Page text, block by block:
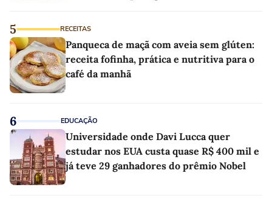
5 RECEITAS
Panqueca de maçã com aveia sem glúten:
receita fofinha, prática e nutritiva para o
café da manhã
6 EDUCAÇÃO
Universidade onde Davi Lucca quer
estudar nos EUA custa quase R$ 400 mil e
já teve 29 ganhadores do prêmio Nobel